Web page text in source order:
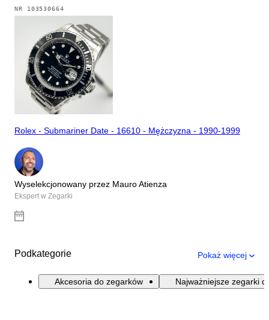
NR 103530664
Rolex - Submariner Date - 16610 - Mężczyzna - 1990-1999
Wyselekcjonowany przez Mauro Atienza
Ekspert w Zegarki
Podkategorie Pokaż więcej
Akcesoria do zegarków Najważniejsze zegarki